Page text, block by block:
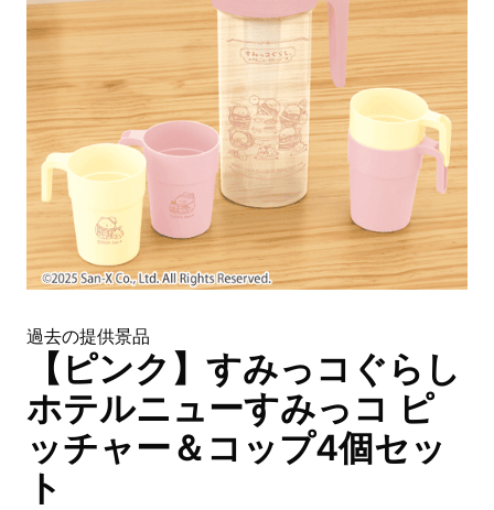
過去の提供景品
【ピンク】すみっコぐらし
ホテルニューすみっコ ピ
ッチャー＆コップ4個セッ
ト